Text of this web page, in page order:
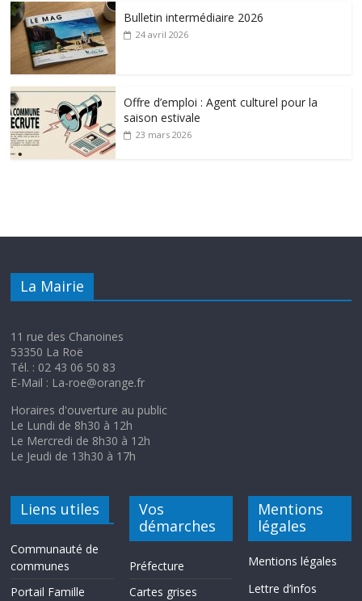
Bulletin intermédiaire 2026
24 avril 2026
Offre d’emploi : Agent culturel pour la
saison estivale
23 mars 2026
La Mairie
11 rue des Chanoines
53350 La Roë
Tél. : 02 43 06 50 83
E-Mail : La-roe@orange.fr
Horaires d'ouverture au public
Le Lundi de 8h30 à 12h
Le Mercredi de 8h30 à 12h
Le Jeudi de 13h30 à 17h
Liens utiles
Communauté de
communes
Portail Famille
Vos
démarches
Préfecture
Cartes grises
Mentions
légales
Mentions légales
Lettre d’infos